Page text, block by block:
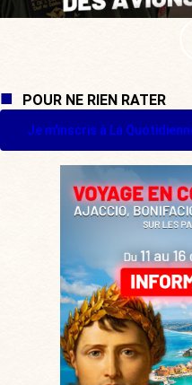
POUR NE RIEN RATER
Je m'inscris à La